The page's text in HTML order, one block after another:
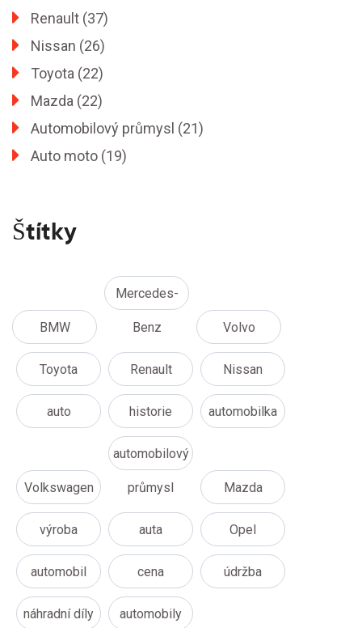
Renault (37)
Nissan (26)
Toyota (22)
Mazda (22)
Automobilový průmysl (21)
Auto moto (19)
Štítky
BMW
Mercedes-
Benz Volvo
Toyota Renault Nissan
auto historie automobilka
Volkswagen
automobilový
průmysl Mazda
výroba auta Opel
automobil cena údržba
náhradní díly automobily